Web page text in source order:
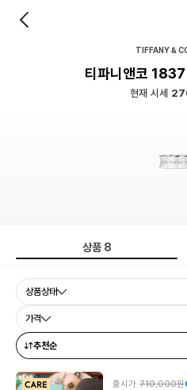
TIFFANY &
티파니앤코 1837
현재 시세
상품8
상품상태
가격
추천순
출시가 710,000원